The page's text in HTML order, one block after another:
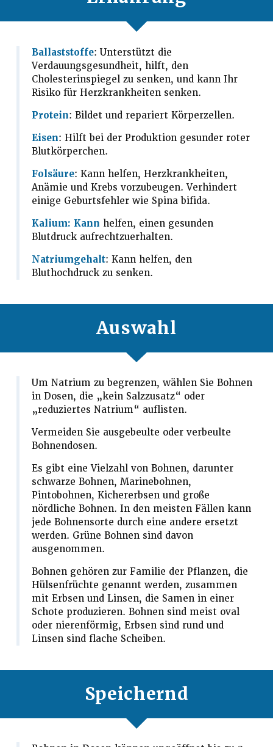
Ballaststoffe: Unterstützt die
Verdauungsgesundheit, hilft, den
Cholesterinspiegel zu senken, und kann Ihr
Risiko für Herzkrankheiten senken.
Protein: Bildet und repariert Körperzellen.
Eisen: Hilft bei der Produktion gesunder roter
Blutkörperchen.
Folsäure: Kann helfen, Herzkrankheiten,
Anämie und Krebs vorzubeugen. Verhindert
einige Geburtsfehler wie Spina bifida.
Kalium: Kann helfen, einen gesunden
Blutdruck aufrechtzuerhalten.
Natriumgehalt: Kann helfen, den
Bluthochdruck zu senken.
Auswahl
Um Natrium zu begrenzen, wählen Sie Bohnen
in Dosen, die „kein Salzzusatz“ oder
„reduziertes Natrium“ auflisten.
Vermeiden Sie ausgebeulte oder verbeulte
Bohnendosen.
Es gibt eine Vielzahl von Bohnen, darunter
schwarze Bohnen, Marinebohnen,
Pintobohnen, Kichererbsen und große
nördliche Bohnen. In den meisten Fällen kann
jede Bohnensorte durch eine andere ersetzt
werden. Grüne Bohnen sind davon
ausgenommen.
Bohnen gehören zur Familie der Pflanzen, die
Hülsenfrüchte genannt werden, zusammen
mit Erbsen und Linsen, die Samen in einer
Schote produzieren. Bohnen sind meist oval
oder nierenförmig, Erbsen sind rund und
Linsen sind flache Scheiben.
Speichernd